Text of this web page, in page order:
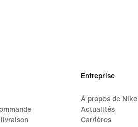
Entreprise
À propos de Nike
Actualités
Carrières